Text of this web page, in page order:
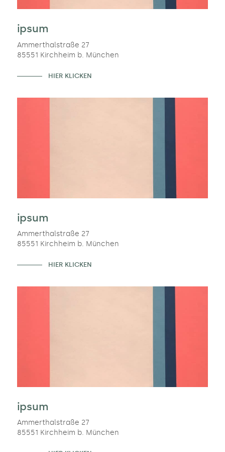
ipsum
Ammerthalstraße 27
85551 Kirchheim b. München
HIER KLICKEN
ipsum
Ammerthalstraße 27
85551 Kirchheim b. München
HIER KLICKEN
ipsum
Ammerthalstraße 27
85551 Kirchheim b. München